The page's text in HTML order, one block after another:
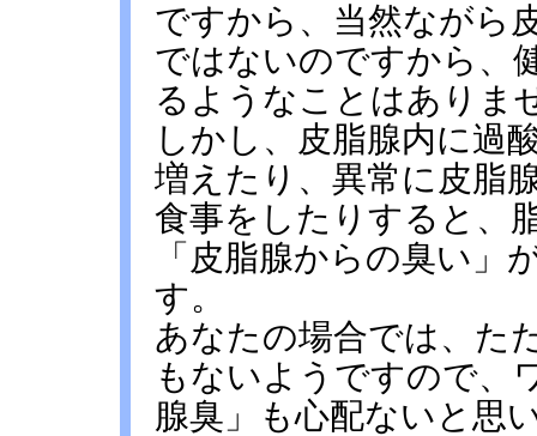
ですから、当然ながら
ではないのですから、
るようなことはありま
しかし、皮脂腺内に過
増えたり、異常に皮脂
食事をしたりすると、
「皮脂腺からの臭い」
す。
あなたの場合では、た
もないようですので、
腺臭」も心配ないと思